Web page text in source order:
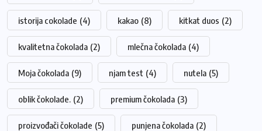
istorija cokolade (4) kakao (8) kitkat duos (2)
kvalitetna čokolada (2) mlečna čokolada (4)
Moja čokolada (9) njam test (4) nutela (5)
oblik čokolade. (2) premium čokolada (3)
proizvođači čokolade (5) punjena čokolada (2)